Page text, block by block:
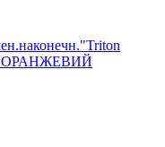
ОРАНЖЕВИЙ